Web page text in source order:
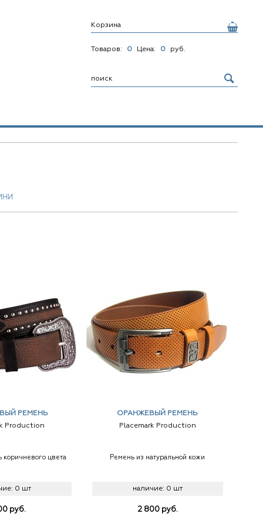
Корзина
Товаров: 0 Цена: 0 руб.
РЕМЕНЬ
Production
цвета
0 шт
руб.
ОРАНЖЕВЫЙ РЕМЕНЬ
Placemark Production
Ремень из натуральной кожи
наличие: 0 шт
2 800 руб.